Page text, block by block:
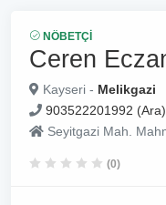
NÖBETÇI
Ceren
Kayseri - Melikgazi
903522201992 (Ara)
Seyitgazi Mah.
(0)